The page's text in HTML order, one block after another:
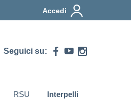
Accedi
Seguici su:
RSU Interpelli